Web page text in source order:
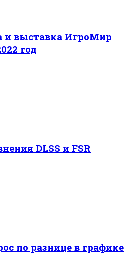
и выставка ИгроМир
год
DLSS и FSR
по разнице в графике